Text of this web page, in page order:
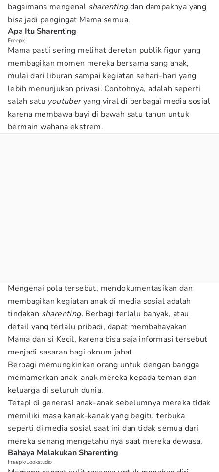
bagaimana mengenal sharentingdan dampaknya yang
bisa jadi pengingat Mama semua.
Apa Itu Sharenting
Freepik
Mama pasti sering melihat deretan publik figur yang
membagikan momen mereka bersama sang anak,
mulai dari liburan sampai kegiatan sehari-hari yang
lebih menunjukan privasi. Contohnya, adalah seperti
salah satu youtuberyang viral di berbagai media sosial
karena membawa bayi di bawah satu tahun untuk
bermain wahana ekstrem.
Mengenai pola tersebut, mendokumentasikan dan
membagikan kegiatan anak di media sosial adalah
tindakan sharenting. Berbagi terlalu banyak, atau
detail yang terlalu pribadi, dapat membahayakan
Mama dan si Kecil, karena bisa saja informasi tersebut
menjadi sasaran bagi oknum jahat.
Berbagi memungkinkan orang untuk dengan bangga
memamerkan anak-anak mereka kepada teman dan
keluarga di seluruh dunia.
Tetapi di generasi anak-anak sebelumnya mereka tidak
memiliki masa kanak-kanak yang begitu terbuka
seperti di media sosial saat ini dan tidak semua dari
mereka senang mengetahuinya saat mereka dewasa.
Bahaya Melakukan Sharenting
Freepik/Lookstudio